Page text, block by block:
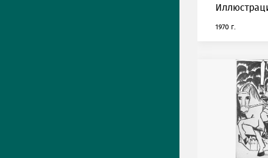
1970 г.